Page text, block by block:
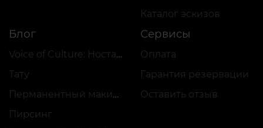
Каталог эскизов
Блог
Voice of Culture: Ностальгия по 2000-м
Тату
Перманентный макияж
Пирсинг
Сервисы
Оплата
Гарантия резервации
Оставить отзыв